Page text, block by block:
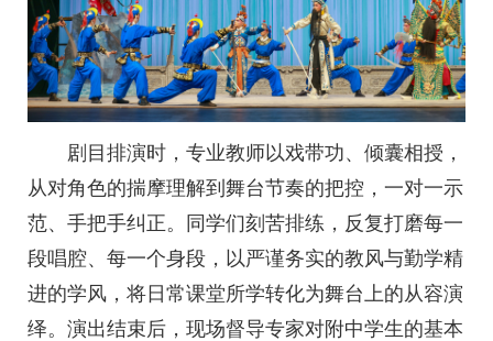
剧目排演时，专业教师以戏带功、倾囊相授，
从对角色的揣摩理解到舞台节奏的把控，一对一示
范、手把手纠正。同学们刻苦排练，反复打磨每一
段唱腔、每一个身段，以严谨务实的教风与勤学精
进的学风，将日常课堂所学转化为舞台上的从容演
绎。演出结束后，现场督导专家对附中学生的基本